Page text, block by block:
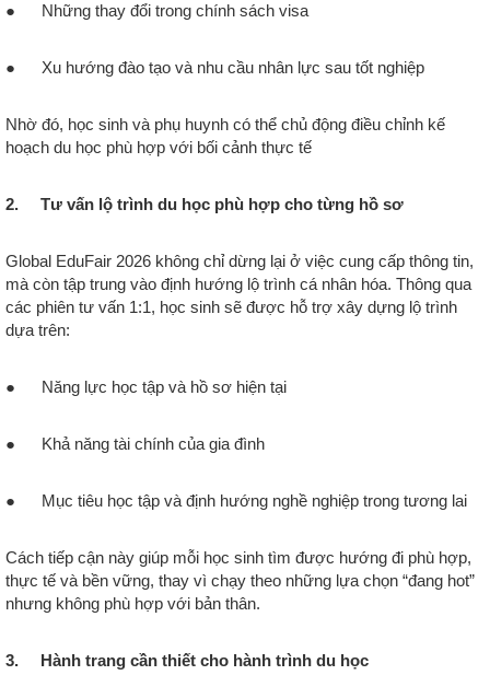
● Những thay đổi trong chính sách visa
● Xu hướng đào tạo và nhu cầu nhân lực sau tốt nghiệp
Nhờ đó, học sinh và phụ huynh có thể chủ động điều chỉnh kế
hoạch du học phù hợp với bối cảnh thực tế
2. Tư vấn lộ trình du học phù hợp cho từng hồ sơ
Global EduFair 2026 không chỉ dừng lại ở việc cung cấp thông tin,
mà còn tập trung vào định hướng lộ trình cá nhân hóa. Thông qua
các phiên tư vấn 1:1, học sinh sẽ được hỗ trợ xây dựng lộ trình
dựa trên:
● Năng lực học tập và hồ sơ hiện tại
● Khả năng tài chính của gia đình
● Mục tiêu học tập và định hướng nghề nghiệp trong tương lai
Cách tiếp cận này giúp mỗi học sinh tìm được hướng đi phù hợp,
thực tế và bền vững, thay vì chạy theo những lựa chọn “đang hot”
nhưng không phù hợp với bản thân.
3. Hành trang cần thiết cho hành trình du học